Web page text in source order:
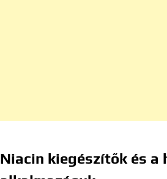
Niacin kiegészítők és a